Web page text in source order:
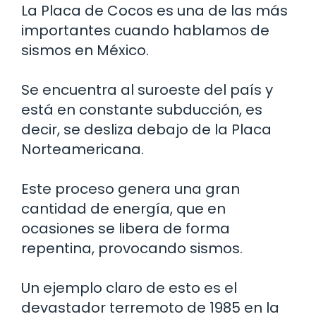
La Placa de Cocos es una de las más
importantes cuando hablamos de
sismos en México.
Se encuentra al suroeste del país y
está en constante subducción, es
decir, se desliza debajo de la Placa
Norteamericana.
Este proceso genera una gran
cantidad de energía, que en
ocasiones se libera de forma
repentina, provocando sismos.
Un ejemplo claro de esto es el
devastador terremoto de 1985 en la